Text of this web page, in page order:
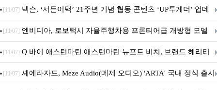
[11/07] 넥슨, ‘서든어택’ 21주년 기념 협동 콘텐츠 ‘UP투게더’ 업데
이트
[11/07] 엔비디아, 로보택시 자율주행차용 프론티어급 개방형 모델
‘알파마요 2 슈퍼’ 상업적 이용 가능
[11/07] Q 바이 애스턴마틴 애스턴마틴 뉴포트 비치, 브랜드 헤리티
지 담은 ‘헤리티지 에디션 컬렉션’ 공개
[11/07] 셰에라자드, Meze Audio(메제 오디오) 'ARTA' 국내 정식 출시